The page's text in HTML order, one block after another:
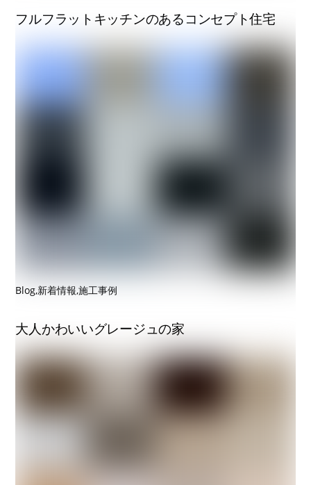
フルフラットキッチンのあるコンセプト住宅
Blog,新着情報,施工事例
大人かわいいグレージュの家